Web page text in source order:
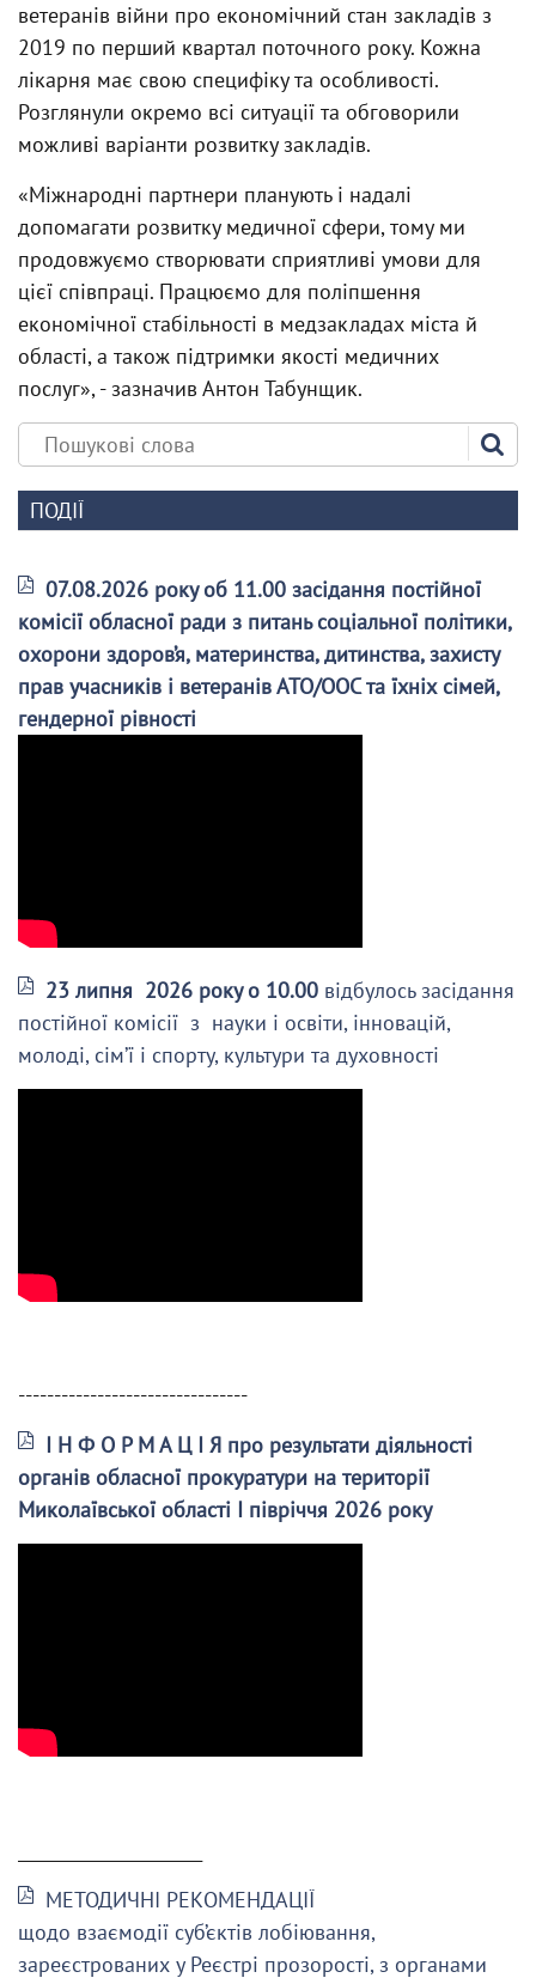
ветеранів війни про економічний стан закладів з
2019 по перший квартал поточного року. Кожна
лікарня має свою специфіку та особливості.
Розглянули окремо всі ситуації та обговорили
можливі варіанти розвитку закладів.
«Міжнародні партнери планують і надалі
допомагати розвитку медичної сфери, тому ми
продовжуємо створювати сприятливі умови для
цієї співпраці. Працюємо для поліпшення
економічної стабільності в медзакладах міста й
області, а також підтримки якості медичних
послуг», - зазначив Антон Табунщик.
ПОДІЇ
07.08.2026 року об 11.00 засідання постійної
комісії обласної ради з питань соціальної політики,
охорони здоров’я, материнства, дитинства, захисту
прав учасників і ветеранів АТО/ООС та їхніх сімей,
гендерної рівності
23 липня 2026 року о 10.00 відбулось засідання
постійної комісії з науки і освіти, інновацій,
молоді, сім’ї і спорту, культури та духовності
--------------------------------
І Н Ф О Р М А Ц І Я про результати діяльності
органів обласної прокуратури на території
Миколаївської області І півріччя 2026 року
МЕТОДИЧНІ РЕКОМЕНДАЦІЇ
щодо взаємодії суб’єктів лобіювання,
зареєстрованих у Реєстрі прозорості, з органами